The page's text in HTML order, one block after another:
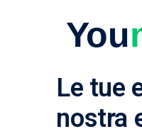
You
Le tue
nostra